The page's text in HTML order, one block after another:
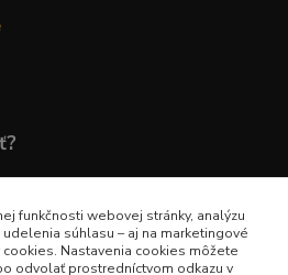
funkčnosti webovej stránky, analýzu
súhlasu – aj na marketingové
Nastavenia cookies môžete
odvolať prostredníctvom odkazu v